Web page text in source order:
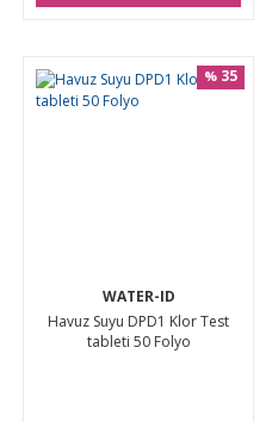
WATER-ID
Havuz Suyu DPD1 Klor Test
tableti 50 Folyo
% 35